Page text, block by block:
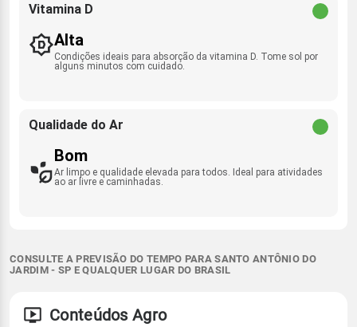
Vitamina D
Alta
Condições ideais para absorção da vitamina D. Tome sol por
alguns minutos com cuidado.
Qualidade do Ar
Bom
Ar limpo e qualidade elevada para todos. Ideal para atividades
ao ar livre e caminhadas.
CONSULTE A PREVISÃO DO TEMPO PARA SANTO ANTÔNIO DO
JARDIM - SP E QUALQUER LUGAR DO BRASIL
Conteúdos Agro